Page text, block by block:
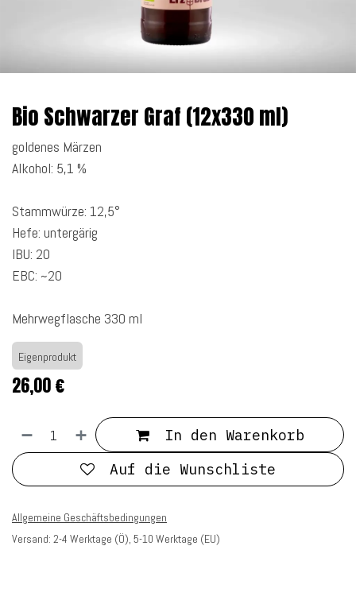
Bio Schwarzer Graf (12x330 ml)
goldenes Märzen
Alkohol: 5,1 %
Stammwürze: 12,5°
Hefe: untergärig
IBU: 20
EBC: ~20
Mehrwegflasche 330 ml
Eigenprodukt
26,00€
In den Warenkorb
Auf die Wunschliste
Allgemeine Geschäftsbedingungen
Versand: 2-4 Werktage (Ö), 5-10 Werktage (EU)